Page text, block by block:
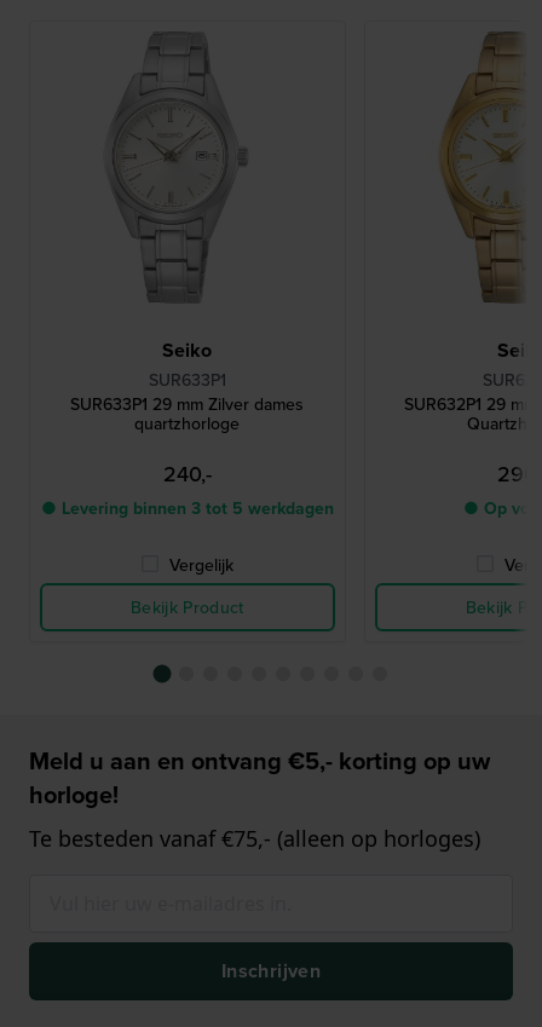
Seiko
SUR633P1
SUR633P1 29 mm Zilver dames
quartzhorloge
240,-
● Levering binnen 3 tot 5 werkdagen
Vergelijk
Bekijk Product
SUR632P1 29
● Op
Bekijk
Meld u aan en ontvang €5,- korting op uw
horloge!
Te besteden vanaf €75,- (alleen op horloges)
Inschrijven